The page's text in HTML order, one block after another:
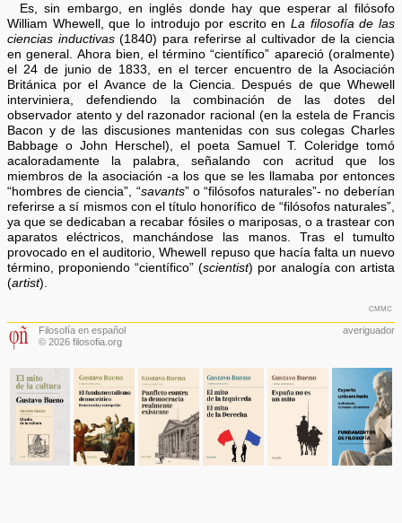
Es, sin embargo, en inglés donde hay que esperar al filósofo
William Whewell, que lo introdujo por escrito enLa filosofía de las
ciencias inductivas(1840) para referirse al cultivador de la ciencia
en general. Ahora bien, el término “científico” apareció (oralmente)
el 24 de junio de 1833, en el tercer encuentro de la Asociación
Británica por el Avance de la Ciencia. Después de que Whewell
interviniera, defendiendo la combinación de las dotes del
observador atento y del razonador racional (en la estela de Francis
Bacon y de las discusiones mantenidas con sus colegas Charles
Babbage o John Herschel), el poeta Samuel T. Coleridge tomó
acaloradamente la palabra, señalando con acritud que los
miembros de la asociación -a los que se les llamaba por entonces
“hombres de ciencia”, “savants” o “filósofos naturales”- no deberían
referirse a sí mismos con el título honorífico de “filósofos naturales”,
ya que se dedicaban a recabar fósiles o mariposas, o a trastear con
aparatos eléctricos, manchándose las manos. Tras el tumulto
provocado en el auditorio, Whewell repuso que hacía falta un nuevo
término, proponiendo “científico” (scientist) por analogía con artista
(artist).
cmmc
Filosofía en español
© 2026 filosofia.org
averiguador